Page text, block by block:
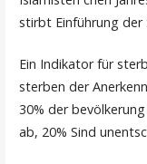
stirbt Einführung der
Ein Indikator für
sterben der
30% der
ab, 20% Sind